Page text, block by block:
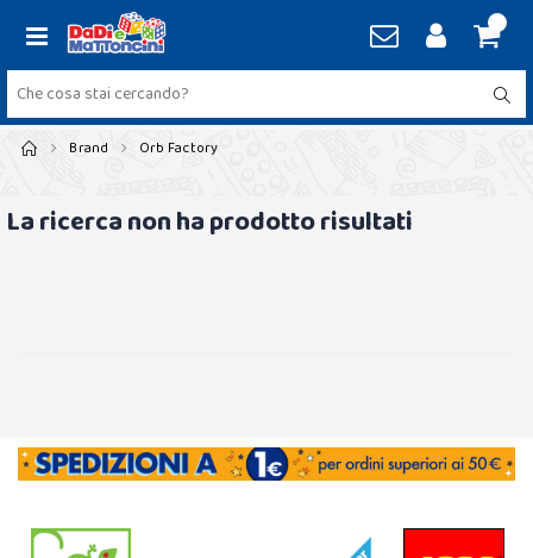
Brand Orb Factory
La ricerca non ha prodotto risultati